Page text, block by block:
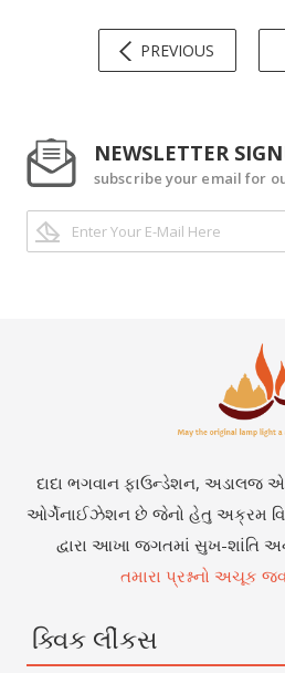
PREVIOUS
NEWSLETTER
subscribe your email for
દાદા ભગવાન ફાઉન્ડેશન, અડાલજ એ
ઓર્ગેનાઈઝેશન છે જેનો હેતુ અક્રમ
દ્વારા આખા જગતમાં સુખ-શાંતિ
તમારા પ્રશ્નનો અચૂક
ક્વિક લીંકસ